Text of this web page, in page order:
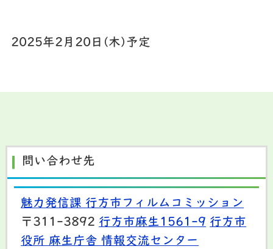
2025年2月20日(木)予定
問い合わせ先
魅力発信課 行方市フィルムコミッション
〒311-3892 行方市麻生1561-9 行方市
役所 麻生庁舎 情報交流センター